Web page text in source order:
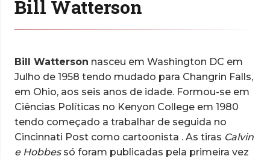
Bill Watterson
Bill Watterson nasceu em Washington DC em
Julho de 1958 tendo mudado para Changrin Falls,
em Ohio, aos seis anos de idade. Formou-se em
Ciências Políticas no Kenyon College em 1980
tendo começado a trabalhar de seguida no
Cincinnati Post como cartoonista . As tiras Calvin
e Hobbessó foram publicadas pela primeira vez